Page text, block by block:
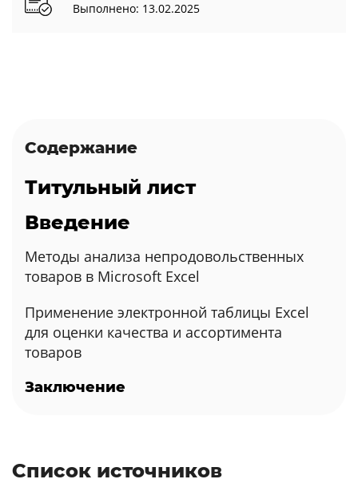
Выполнено: 13.02.2025
Содержание
Титульный лист
Введение
Методы анализа непродовольственных
товаров в Microsoft Excel
Применение электронной таблицы Excel
для оценки качества и ассортимента
товаров
Заключение
Список источников